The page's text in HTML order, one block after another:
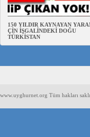
150 YILDIR KAYNAYAN
ÇİN İŞGALİNDEKİ DOĞU
TÜRKİSTAN
www.uyghurnet.org Tüm hakları